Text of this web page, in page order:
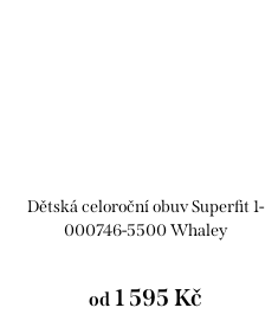
Dětská celoroční obuv Superfit 1-
000746-5500 Whaley
od 1 595 Kč